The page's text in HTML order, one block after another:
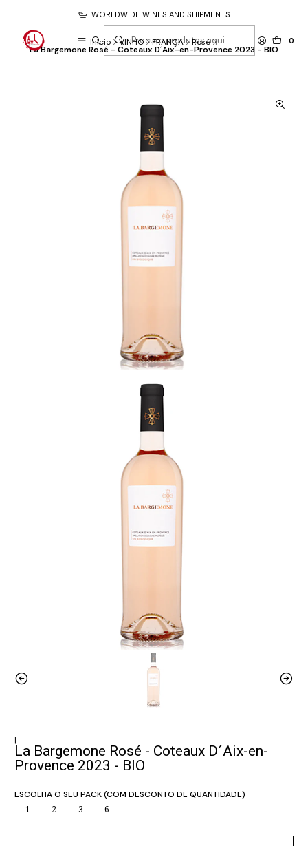
0
WORLDWIDE WINES AND SHIPMENTS
Início VINHO FRANÇA Rosé
La Bargemone Rosé - Coteaux D´Aix-en-Provence 2023 - BIO
|
La Bargemone Rosé - Coteaux D´Aix-en-
Provence 2023 - BIO
ESCOLHA O SEU PACK (COM DESCONTO DE QUANTIDADE)
1 2 3 6